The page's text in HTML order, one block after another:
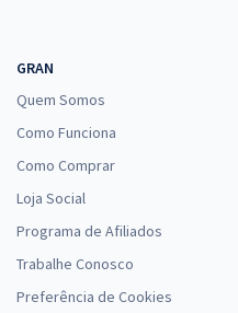
GRAN
Quem Somos
Como Funciona
Como Comprar
Loja Social
Programa de Afiliados
Trabalhe Conosco
Preferência de Cookies